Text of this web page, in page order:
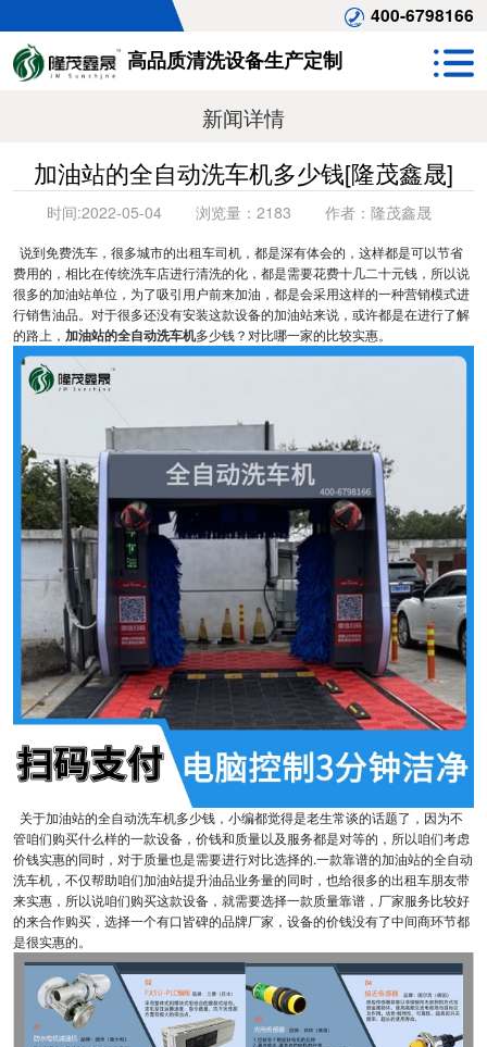
400-6798166
高品质清洗设备生产定制
新闻详情
加油站的全自动洗车机多少钱[隆茂鑫晟]
时间:2022-05-04 浏览量： 2183 作者： 隆茂鑫晟
说到免费洗车，很多城市的出租车司机，都是深有体会的，这样都是可以节省
费用的，相比在传统洗车店进行清洗的化，都是需要花费十几二十元钱，所以说
很多的加油站单位，为了吸引用户前来加油，都是会采用这样的一种营销模式进
行销售油品。对于很多还没有安装这款设备的加油站来说，或许都是在进行了解
的路上， 加油站的全自动洗车机多少钱？对比哪一家的比较实惠。
关于加油站的全自动洗车机多少钱，小编都觉得是老生常谈的话题了，因为不
管咱们购买什么样的一款设备，价钱和质量以及服务都是对等的，所以咱们考虑
价钱实惠的同时，对于质量也是需要进行对比选择的.一款靠谱的加油站的全自动
洗车机，不仅帮助咱们加油站提升油品业务量的同时，也给很多的出租车朋友带
来实惠，所以说咱们购买这款设备，就需要选择一款质量靠谱，厂家服务比较好
的来合作购买，选择一个有口皆碑的品牌厂家，设备的价钱没有了中间商环节都
是很实惠的。